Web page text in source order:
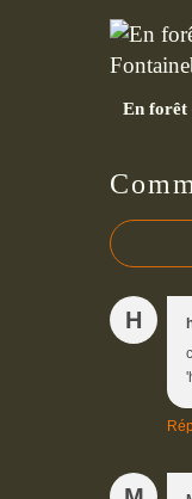
En forêt
H